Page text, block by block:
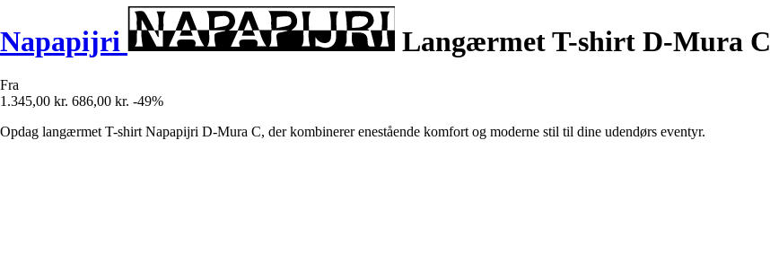
Napapijri Langærmet T-shirt D-Mura C
Fra
1.345,00 kr. 686,00 kr. -49%
Opdag langærmet T-shirt Napapijri D-Mura C, der kombinerer enestående komfort og moderne stil til dine udendørs eventyr.